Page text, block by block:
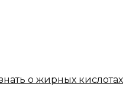
о жирных кислотах